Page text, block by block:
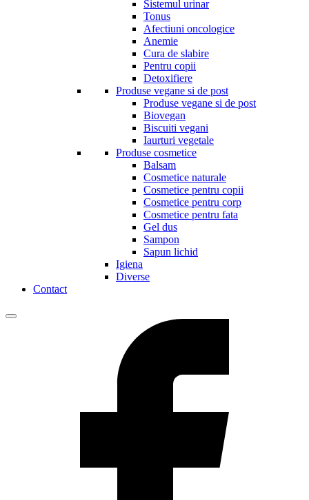
Sistemul urinar
Tonus
Afectiuni oncologice
Anemie
Cura de slabire
Pentru copii
Detoxifiere
Produse vegane si de post
Produse vegane si de post
Biovegan
Biscuiti vegani
Iaurturi vegetale
Produse cosmetice
Balsam
Cosmetice naturale
Cosmetice pentru copii
Cosmetice pentru corp
Cosmetice pentru fata
Gel dus
Sampon
Sapun lichid
Igiena
Diverse
Contact